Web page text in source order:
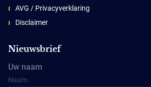
AVG / Privacyverklaring
Disclaimer
Nieuwsbrief
Uw naam